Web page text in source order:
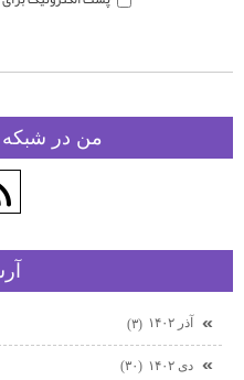
من در شبكه
آذر ۱۴۰۲ (۳)
دی ۱۴۰۲ (۳۰)